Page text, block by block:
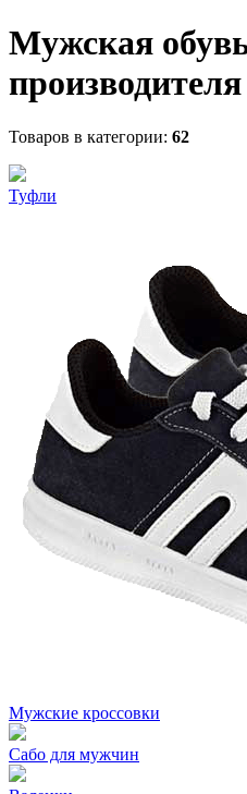
Мужская
производителя
Товаров в категории: 62
Туфли
Мужские кроссовки
Сабо для мужчин